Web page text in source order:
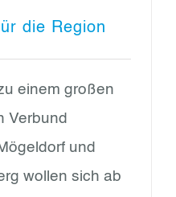
die Region
einem großen
Verbund
und
wollen sich ab